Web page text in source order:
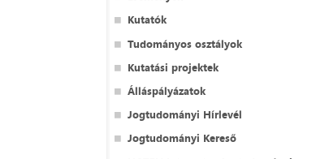
Kutatók
Tudományos osztályok
Kutatási projektek
Álláspályázatok
Jogtudományi Hírlevél
Jogtudományi Kereső